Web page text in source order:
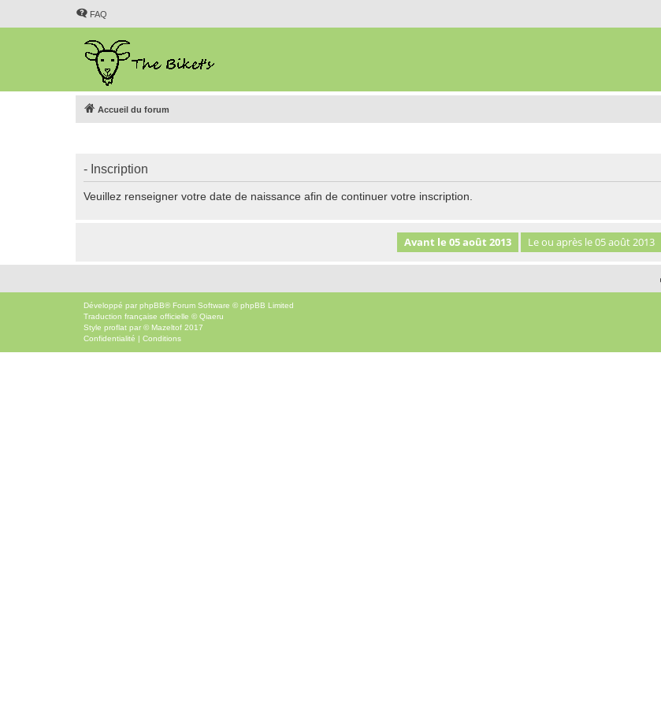
FAQ
Accueil du forum
- Inscription
Veuillez renseigner votre date de naissance afin de continuer votre inscription.
Développé par phpBB® Forum Software © phpBB Limited
Traduction française officielle ©Qiaeru
Style proflat par © Mazeltof 2017
Confidentialité | Conditions